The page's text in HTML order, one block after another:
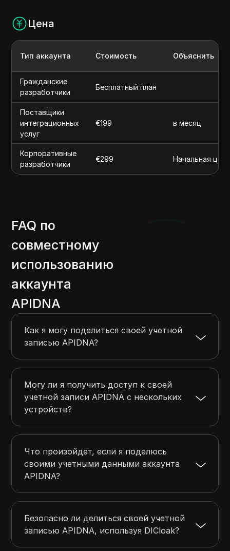
Цена
Тип аккаунта Стоимость Объяснить
Гражданские
разработчики
Бесплатный план
Поставщики
интеграционных
услуг
€199 в месяц
Корпоративные
разработчики
€299 Начальная
FAQ по
совместному
использованию
аккаунта
APIDNA
Как я могу поделиться своей учетной
записью APIDNA?
Могу ли я получить доступ к своей
учетной записи APIDNA с нескольких
устройств?
Что произойдет, если я поделюсь
своими учетными данными аккаунта
APIDNA?
Безопасно ли делиться своей учетной
записью APIDNA, используя DICloak?